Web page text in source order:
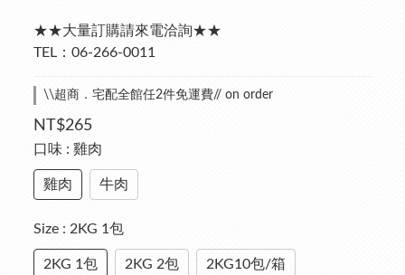
★★大量訂購請來電洽詢★★
TEL：06-266-0011
\\超商．宅配全館任2件免運費// on order
NT$265
口味 : 雞肉
雞肉 牛肉
Size : 2KG 1包
2KG 1包 2KG 2包 2KG10包/箱